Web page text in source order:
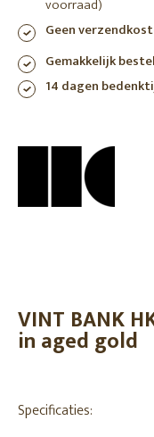
voorraad)
Geen
Gemakkelijk
14 dagen
VINT BANK
in aged gold
Specificaties: